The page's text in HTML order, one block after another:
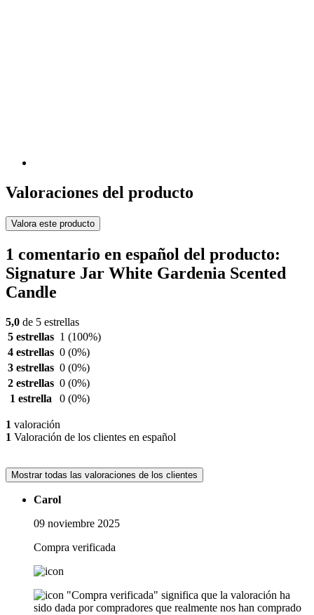
Valoraciones del producto
Valora este producto
1 comentario en español del producto:
Signature Jar White Gardenia Scented
Candle
5,0 de 5 estrellas
5 estrellas 1 (100%)
4 estrellas 0 (0%)
3 estrellas 0 (0%)
2 estrellas 0 (0%)
1 estrella
0 (0%)
1 valoración
1 Valoración de los clientes en español
Mostrar todas las valoraciones de los clientes
Carol
09 noviembre 2025
Compra verificada
"Compra verificada" significa que la valoración ha
sido dada por compradores que realmente nos han comprado